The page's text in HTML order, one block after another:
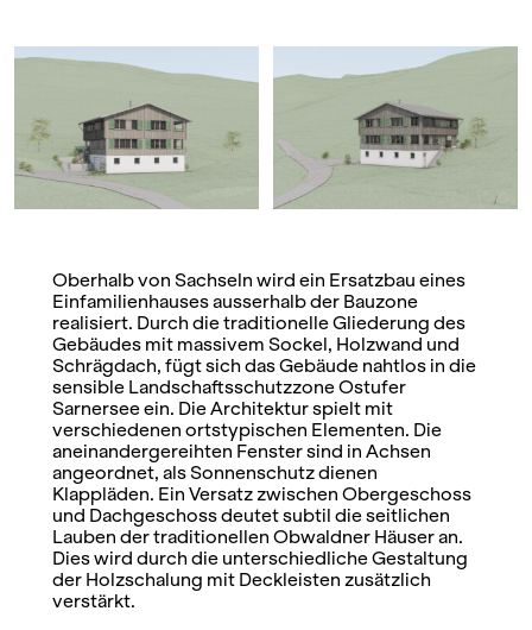
Oberhalb von Sachseln wird ein Ersatzbau eines
Einfamilienhauses ausserhalb der Bauzone
realisiert. Durch die traditionelle Gliederung des
Gebäudes mit massivem Sockel, Holzwand und
Schrägdach, fügt sich das Gebäude nahtlos in die
sensible Landschaftsschutzzone Ostufer
Sarnersee ein. Die Architektur spielt mit
verschiedenen ortstypischen Elementen. Die
aneinandergereihten Fenster sind in Achsen
angeordnet, als Sonnenschutz dienen
Klappläden. Ein Versatz zwischen Obergeschoss
und Dachgeschoss deutet subtil die seitlichen
Lauben der traditionellen Obwaldner Häuser an.
Dies wird durch die unterschiedliche Gestaltung
der Holzschalung mit Deckleisten zusätzlich
verstärkt.